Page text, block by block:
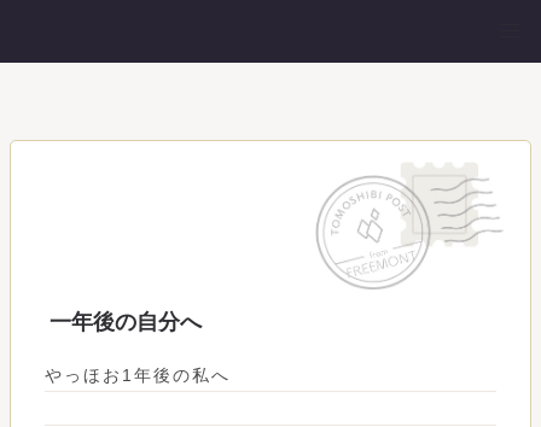
一年後の自分へ
やっほお1年後の私へ